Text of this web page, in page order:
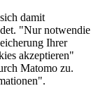
damit
"Nur notwendie
Ihrer
akzeptieren"
Matomo zu.